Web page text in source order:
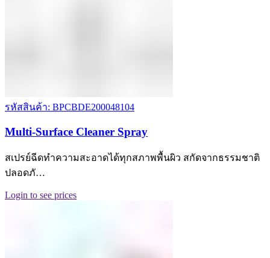
รหัสสินค้า: BPCBDE200048104
Multi-Surface Cleaner Spray
สเปรย์ฉีดทำความสะอาดได้ทุกสภาพพื้นผิว สกัดจากธรรมชาติ
ปลอดภั…
Login to see prices